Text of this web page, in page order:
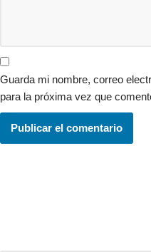
Guarda mi nombre, correo
para la próxima vez que